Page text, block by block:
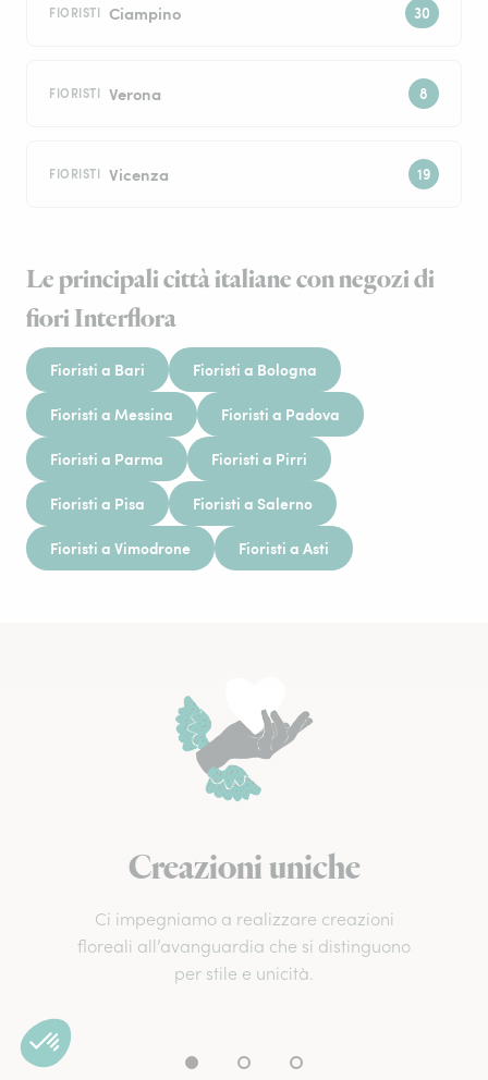
FIORISTI Ciampino
FIORISTI Verona
FIORISTI Vicenza
Le principali città italiane con negozi di
fiori Interflora
Fioristi a Bari Fioristi a Bologna
Fioristi a Messina Fioristi a Padova
Fioristi a Parma Fioristi a Pirri
Fioristi a Pisa Fioristi a Salerno
Fioristi a Vimodrone Fioristi a Asti
Creazioni uniche
Ci impegniamo a realizzare creazioni
floreali all’avanguardia che si distinguono
per stile e unicità.